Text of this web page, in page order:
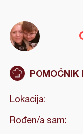
POMOĆNIK
Lokacija:
Rođen/a sam: